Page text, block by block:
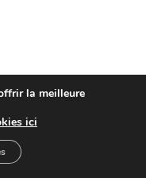
la meilleure
ici